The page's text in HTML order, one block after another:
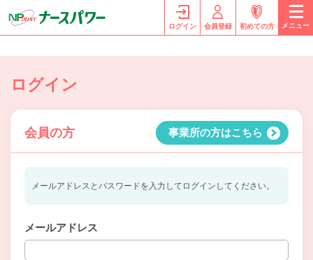
ログイン 会員登録 初めての方 メニュー
ログイン
会員の方 事業所の方はこちら
メールアドレスとパスワードを入力してログインしてください。
メールアドレス